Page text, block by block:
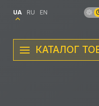
UA RU EN
КАТАЛОГ